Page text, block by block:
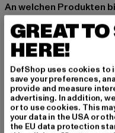
An welchen Produkten
MÄNNER
FRAUEN
E-MAIL
Informationen dazu, wie
GREAT TO
HERE!
DefShop uses cookies to
save your preferences,
provide and measure
advertising. In addition,
or to use cookies. This
your data in the USA or
the EU data protection